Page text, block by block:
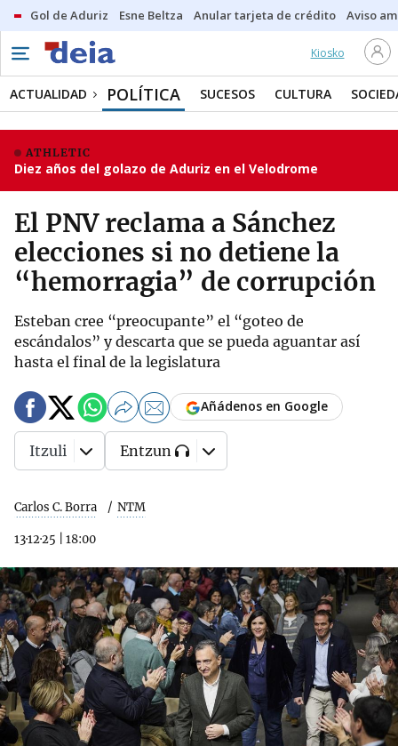
Gol de Aduriz Esne Beltza Anular tarjeta de crédito Aviso
Kiosko
ACTUALIDAD POLÍTICA SUCESOS CULTURA
ATHLETIC
Diez años del golazo de Aduriz en el Velodrome
El PNV reclama a Sánchez
elecciones si no detiene la
“hemorragia” de corrupción
Esteban cree “preocupante” el “goteo de
escándalos” y descarta que se pueda aguantar así
hasta el final de la legislatura
Carlos C. Borra NTM
13·12·25 18:00
Añádenos en Google
Itzuli Entzun